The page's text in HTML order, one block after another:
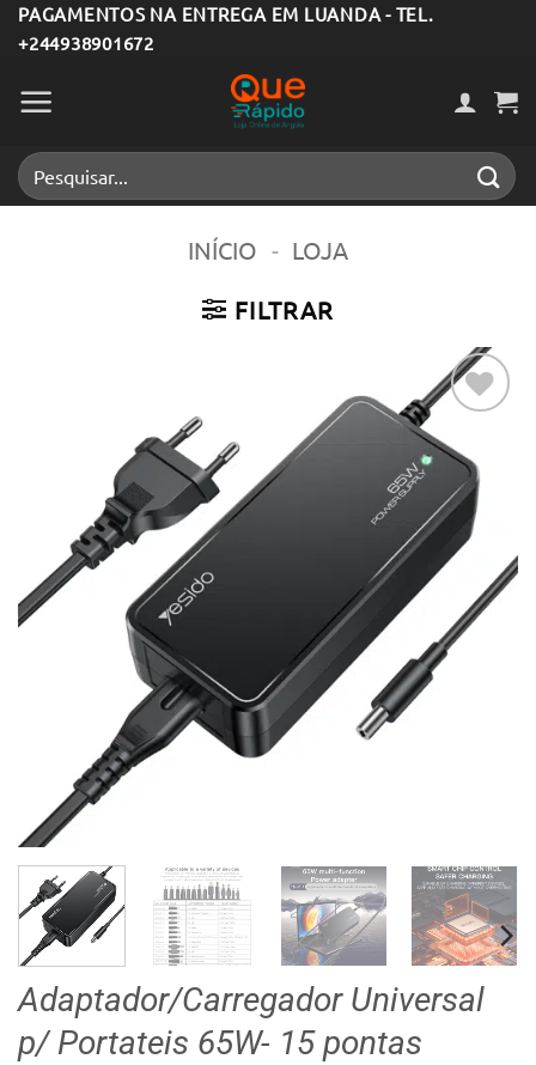
Skip
to
content
PAGAMENTOS NA ENTREGA EM LUANDA - TEL.
+244938901672
Pesquisar
por:
INÍCIO - LOJA
FILTRAR
Adicionar
aos meus
desejos
Adaptador/Carregador Universal
p/ Portateis 65W- 15 pontas